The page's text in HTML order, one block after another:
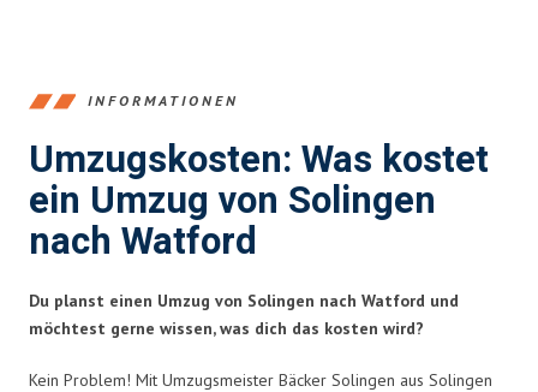
INFORMATIONEN
Umzugskosten: Was kostet
ein Umzug von Solingen
nach Watford
Du planst einen Umzug von Solingen nach Watford und
möchtest gerne wissen, was dich das kosten wird?
Kein Problem! Mit Umzugsmeister Bäcker Solingen aus Solingen